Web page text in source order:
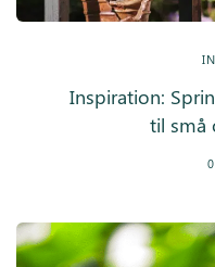
Inspiration:
til små